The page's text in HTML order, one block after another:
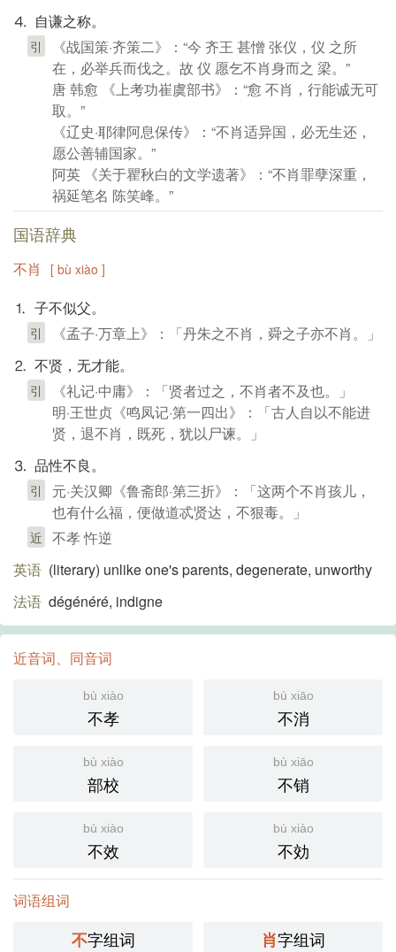
⒋ 自谦之称。
引
《战国策·齐策二》：“今 齐王 甚憎 张仪，仪 之所
在，必举兵而伐之。故 仪 愿乞不肖身而之 梁。”
唐 韩愈 《上考功崔虞部书》：“愈 不肖，行能诚无可
取。”
《辽史·耶律阿息保传》：“不肖适异国，必无生还，
愿公善辅国家。”
阿英 《关于瞿秋白的文学遗著》：“不肖罪孽深重，
祸延笔名 陈笑峰。”
国语辞典
不肖 [ bù xiào ]
⒈ 子不似父。
引
《孟子·万章上》：「丹朱之不肖，舜之子亦不肖。」
⒉ 不贤，无才能。
引
《礼记·中庸》：「贤者过之，不肖者不及也。」
明·王世贞《鸣凤记·第一四出》：「古人自以不能进
贤，退不肖，既死，犹以尸谏。」
⒊ 品性不良。
引
元·关汉卿《鲁斋郎·第三折》：「这两个不肖孩儿，
也有什么福，便做道忒贤达，不狠毒。」
近 不孝 忤逆
英语 (literary)​ unlike one's parents, degenerate, unworthy
法语 dégénéré, indigne
近音词、同音词
bù xiào
不孝
bù xiāo
不消
bù xiào
部校
bù xiāo
不销
bù xiào
不效
bù xiào
不効
词语组词
不字组词 肖字组词